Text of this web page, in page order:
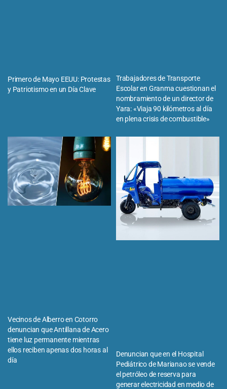
Primero de Mayo EEUU: Protestas
y Patriotismo en un Día Clave
Trabajadores de Transporte
Escolar en Granma cuestionan el
nombramiento de un director de
Yara: «Viaja 90 kilómetros al día
en plena crisis de combustible»
Vecinos de Alberro en Cotorro
denuncian que Antillana de Acero
tiene luz permanente mientras
ellos reciben apenas dos horas al
día
Denuncian que en el Hospital
Pediátrico de Marianao se vende
el petróleo de reserva para
generar electricidad en medio de